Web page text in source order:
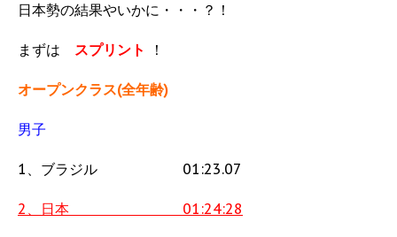
日本勢の結果やいかに・・・？！
まずは スプリント ！
オープンクラス(全年齢)
男子
1、ブラジル 01:23.07
2、日本 01:24:28